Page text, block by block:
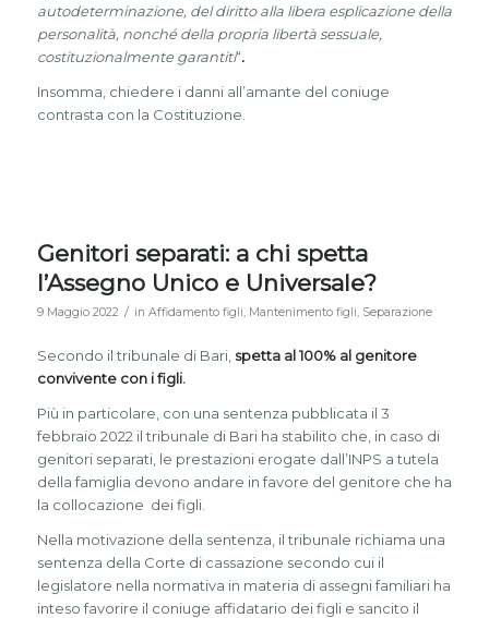
autodeterminazione, del diritto alla libera esplicazione della
personalità, nonché della propria libertà sessuale,
costituzionalmente garantiti“.
Insomma, chiedere i danni all’amante del coniuge
contrasta con la Costituzione.
Genitori separati: a chi spetta
l’Assegno Unico e Universale?
9 Maggio 2022 / in Affidamento figli, Mantenimento figli, Separazione
Secondo il tribunale di Bari, spetta al 100% al genitore
convivente con i figli.
Più in particolare, con una sentenza pubblicata il 3
febbraio 2022 il tribunale di Bari ha stabilito che, in caso di
genitori separati, le prestazioni erogate dall’INPS a tutela
della famiglia devono andare in favore del genitore che ha
la collocazione dei figli.
Nella motivazione della sentenza, il tribunale richiama una
sentenza della Corte di cassazione secondo cui il
legislatore nella normativa in materia di assegni familiari ha
inteso favorire il coniuge affidatario dei figli e sancito il